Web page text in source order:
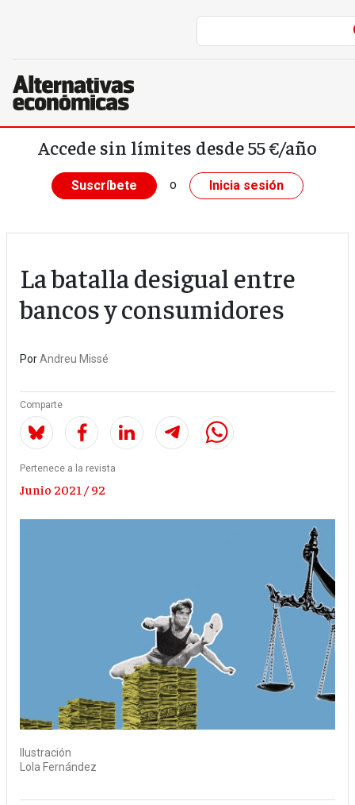
Pasar al contenido principal
Accede sin límites desde 55 €/año
Suscríbete o Inicia sesión
La batalla desigual entre
bancos y consumidores
PorAndreu Missé
Comparte
Pertenece a la revista
Junio 2021 / 92
Ilustración
Lola Fernández